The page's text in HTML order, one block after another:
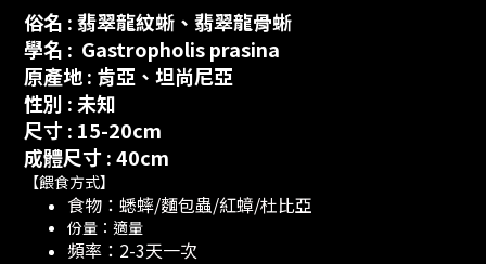
俗名 : 翡翠龍紋蜥、翡翠龍骨蜥
學名 : Gastropholis prasina
原產地 : 肯亞、坦尚尼亞
性別 : 未知
尺寸 : 15-20cm
成體尺寸 : 40cm
【餵食方式】
食物：蟋蟀/麵包蟲/紅蟑/杜比亞
份量：適量
頻率：2-3天一次